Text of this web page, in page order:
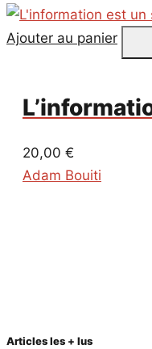
Ajouter au panier
20,00 €
Adam Bouiti
Articles les + lus